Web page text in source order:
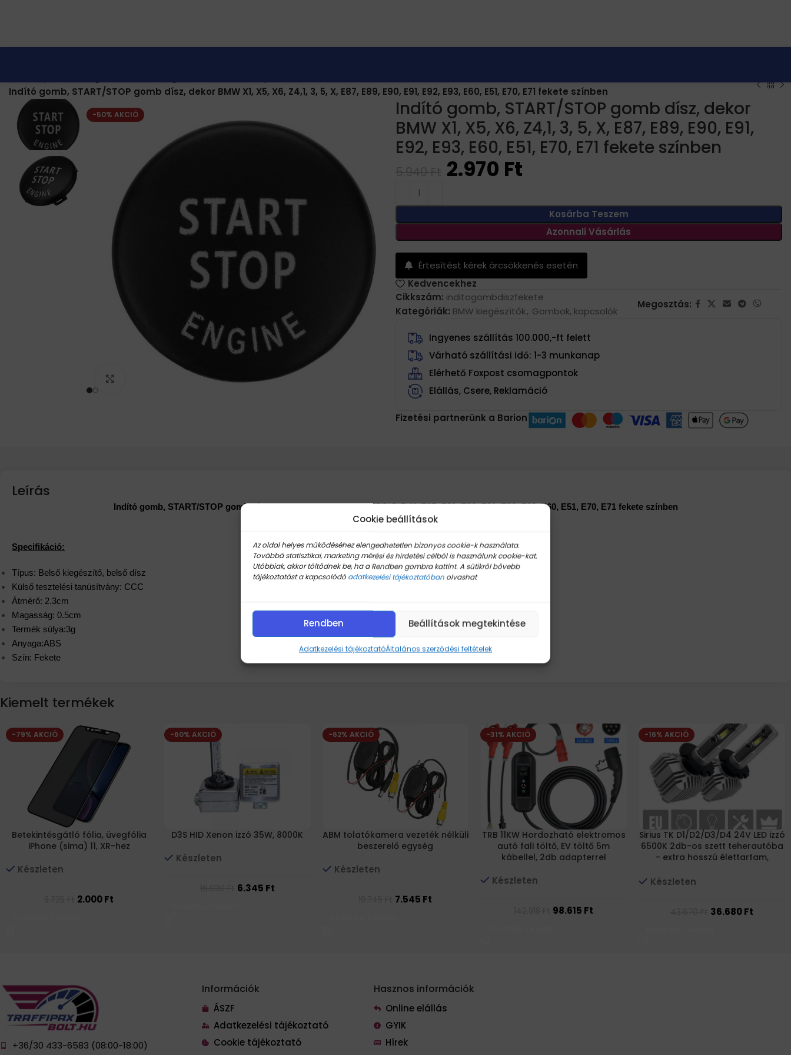
Cookie beállítások
Az oldal helyes működéséhez elengedhetetlen bizonyos cookie-k használata.
Továbbá statisztikai, marketing mérési és hirdetési célból is használunk cookie-kat.
Utóbbiak, akkor töltődnek be, ha a Rendben gombra kattint. A sütikről bővebb
tájékoztatást a kapcsolódó adatkezelési tájékoztatóban olvashat
Rendben Beállítások megtekintése
Adatkezelési tájékoztatóÁltalános szerződési feltételek
Indító gomb, START/STOP gomb dísz, dekor BMW X1, X5, X6, Z4,1, 3, 5, X, E87, E89, E90, E91, E92, E93, E60, E51, E70, E71 fekete színben
-50% AKCIÓ
Indító gomb, START/STOP gomb dísz, dekor
BMW X1, X5, X6, Z4,1, 3, 5, X, E87, E89, E90, E91,
E92, E93, E60, E51, E70, E71 fekete színben
2.970 Ft
Kosárba Teszem
Azonnali Vásárlás
Értesítést kérek árcsökkenés esetén
Kedvencekhez
Cikkszám: inditogombdiszfekete
Kategóriák: BMW kiegészítők, Gombok, kapcsolók
Megosztás:
Ingyenes szállítás 100.000,-ft felett
Várható szállítási idő: 1-3 munkanap
Elérhető Foxpost csomagpontok
Elállás, Csere, Reklamáció
Fizetési partnerünk a Barion
Leírás
Indító gomb, START/STOP gomb dísz, dekor BMW X1, X5, X6, Z4,1, 3, 5, X, E87, E89, E90, E91, E92, E93, E60, E51, E70, E71 fekete színben
Specifikáció:
Típus: Belső kiegészítő, belső dísz
Külső tesztelési tanúsítvány: CCC
Átmérő: 2.3cm
Magasság: 0.5cm
Termék súlya:3g
Anyaga:ABS
Szín: Fekete
Kiemelt termékek
-79% AKCIÓ
Betekintésgátló fólia, üvegfólia
iPhone (sima) 11, XR-hez
Készleten
2.000Ft
-60% AKCIÓ
D3S HID Xenon izzó 35W, 8000K
Készleten
6.345 Ft
-62% AKCIÓ
ABM tolatókamera vezeték nélküli
beszerelő egység
Készleten
7.545 Ft
-31% AKCIÓ
TRB 11KW Hordozható elektromos
autó fali töltő, EV töltő 5m
kábellel, 2db adapterrel
Készleten
98.615 Ft
-16% AKCIÓ
Sirius TK D1/D2/D3/D4 24V LED izzó
6500K 2db-os szett teherautóba
– extra hosszú élettartam,
Készleten
36.680Ft
+36/30 433-6583 (08:00-18:00)
Információk
ÁSZF
Adatkezelési tájékoztató
Cookie tájékoztató
Hasznos információk
Online elállás
GYIK
Hírek